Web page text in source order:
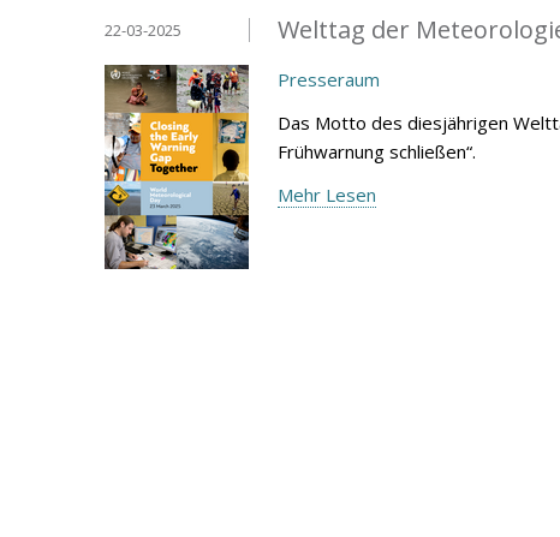
Welttag der
22-03-2025
Presseraum
Das Motto des diesjährigen
Frühwarnung schließen“.
Mehr Lesen